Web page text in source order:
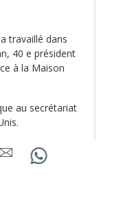
a travaillé dans
40 e président
à la Maison
au secrétariat